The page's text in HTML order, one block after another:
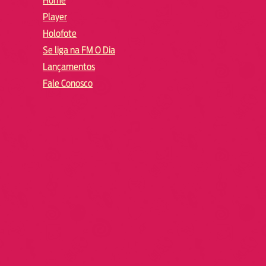
Player
Holofote
Se liga na FM O Dia
Lançamentos
Fale Conosco